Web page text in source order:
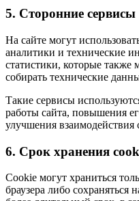
5. Сторонние сервисы
На сайте могут
аналитики и технические
статистики, которые также
собирать технические
Такие сервисы
работы сайта, повышения
улучшения взаимодействия
6. Срок хранения
Cookie могут храниться
браузера либо сохраняться